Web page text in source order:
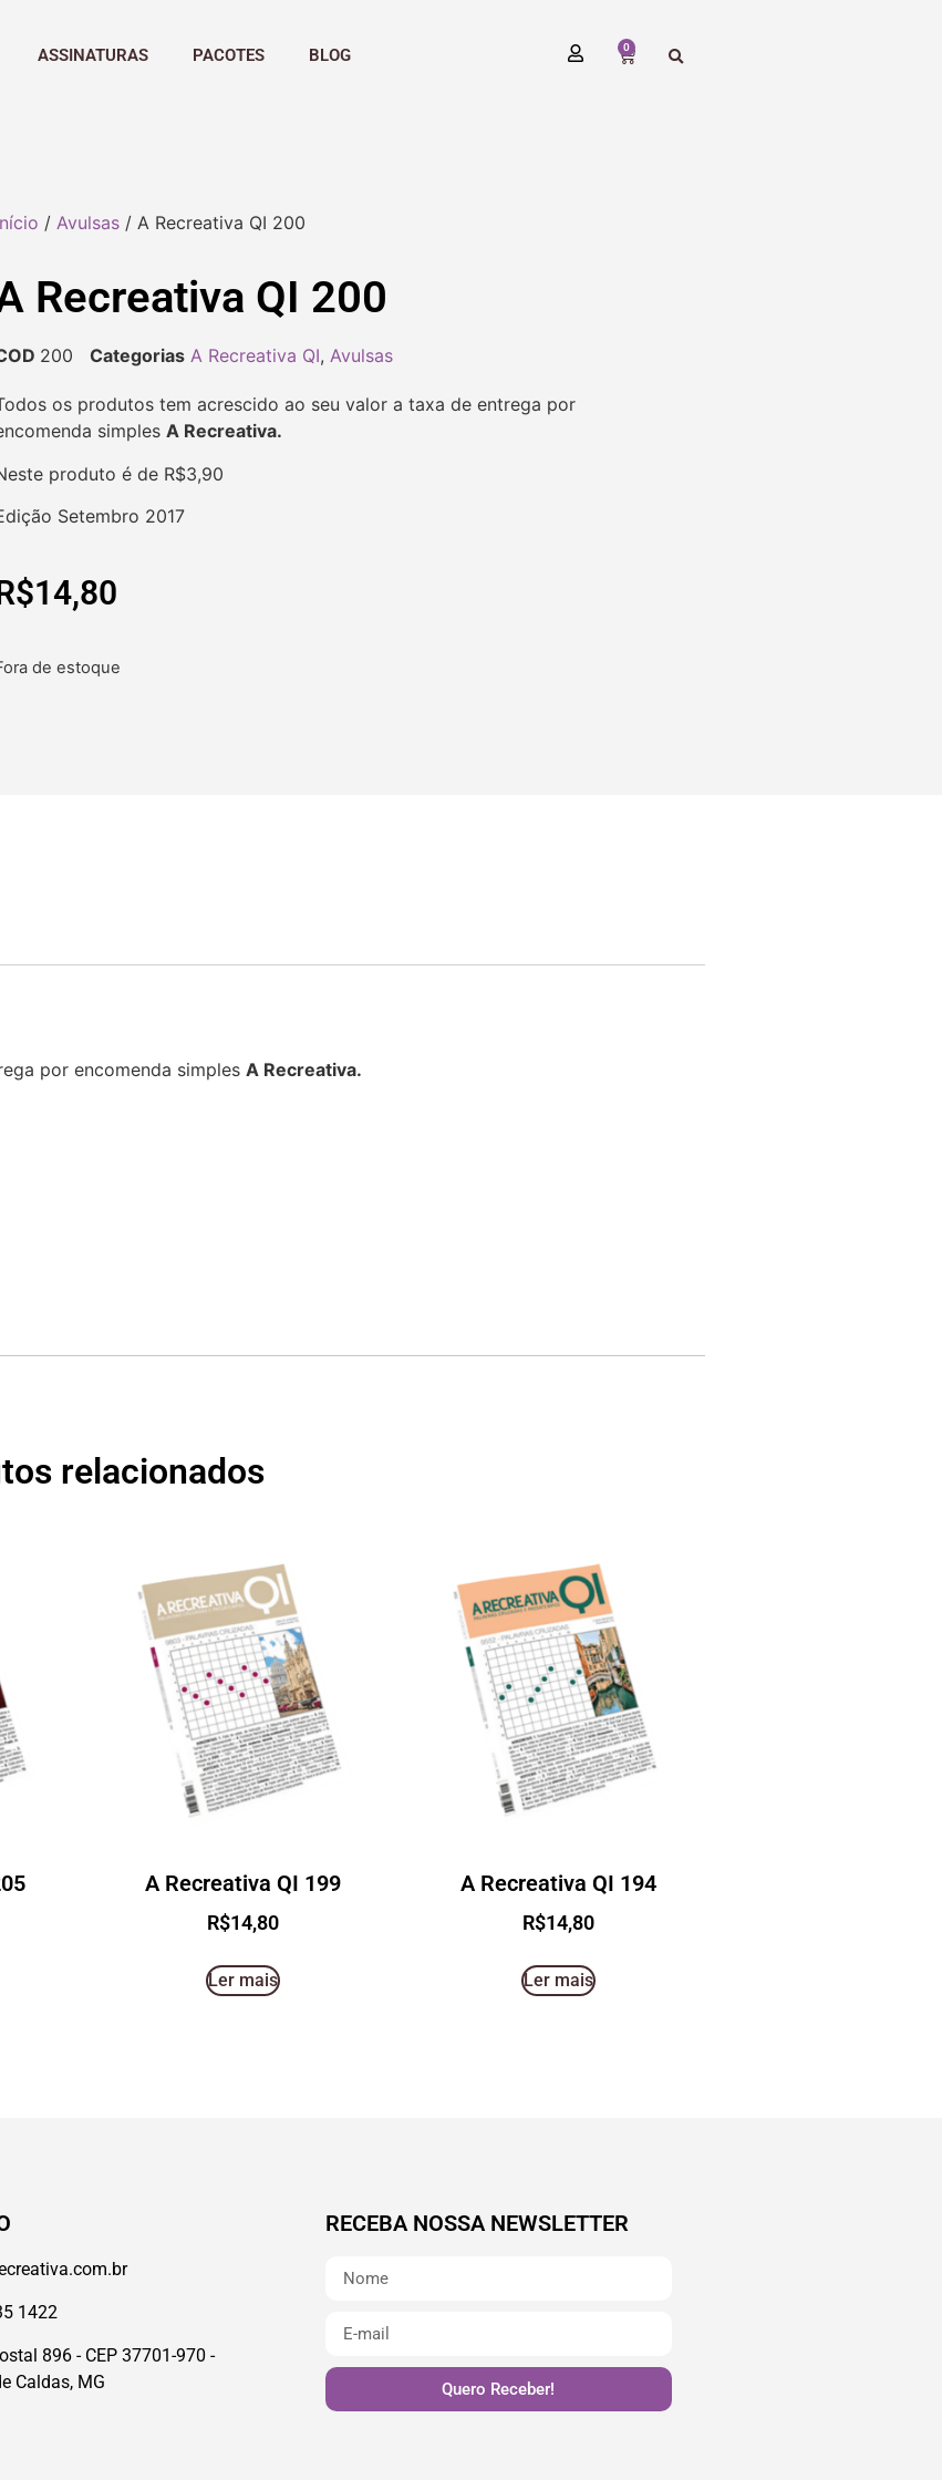
ASSINATURAS PACOTES BLOG 0
/ Avulsas / A Recreativa QI 200
Recreativa QI 200
200 Categorias A Recreativa QI, Avulsas
os produtos tem acrescido ao seu valor a taxa de entrega por
simples A Recreativa.
produto é de R$3,90
Setembro 2017
14,80
de estoque
por encomenda simples A Recreativa.
relacionados
A Recreativa QI 199
R$14,80
Ler mais
A Recreativa QI 194
R$14,80
Ler mais
1422
896 - CEP 37701-970 -
Caldas, MG
RECEBA NOSSA NEWSLETTER
Quero Receber!